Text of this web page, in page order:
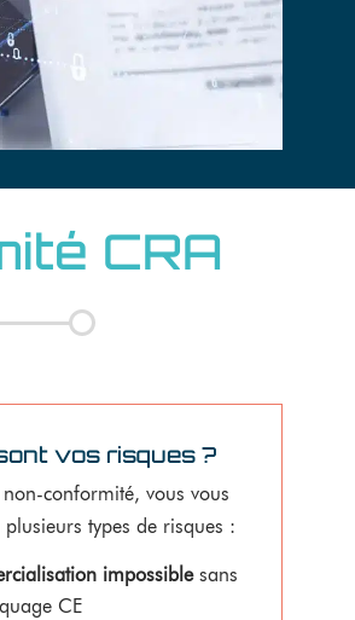
CRA
vos risques ?
non-conformité, vous vous
plusieurs types de risques :
impossible sans
CE